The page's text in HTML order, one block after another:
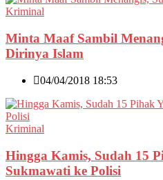
Kriminal
Minta Maaf Sambil
Dirinya Islam
04/04/2018 18:53
Kriminal
Hingga Kamis, Sudah 15
Sukmawati ke Polisi